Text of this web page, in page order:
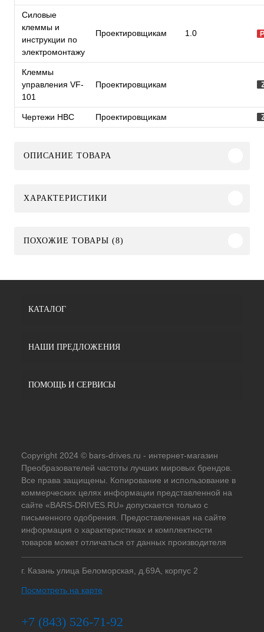
Силовые
клеммы и
инструкции по
электромонтажу
Проектировщикам 1.0
Клеммы
управления VF-
101
Проектировщикам
Чертежи HBC Проектировщикам
ОПИСАНИЕ ТОВАРА
ХАРАКТЕРИСТИКИ
ПОХОЖИЕ ТОВАРЫ (8)
КАТАЛОГ
НАШИ ПРЕДЛОЖЕНИЯ
ПОМОЩЬ И СЕРВИСЫ
Copyright 2024 © bars-drives.ru - интернет-магазин
Преобразователей частоты лучших мировых брендов.
Все права защищены. Копирование и использование в
коммерческих целях информации представленной на
сайте «BARS-DRIVES.RU» допускается только с
письменного одобрения. Предоставленная на сайте
информация о характеристиках и комплектности
товаров может отличаться от данных производителя
г. Казань улица Беломорская, д.69А, корпус 2
Посмотреть на карте
+7 (843) 526-71-92